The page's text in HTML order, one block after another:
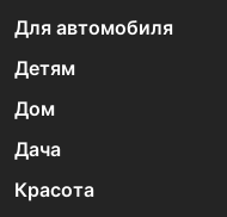
Для автомобиля
Детям
Дом
Дача
Красота